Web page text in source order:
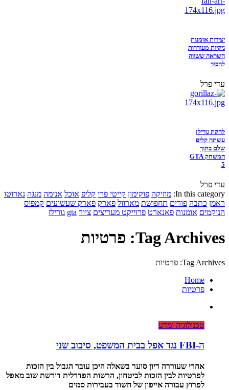
יצירות אומנות
גיקיות מעוררות
השראה ששווה
להכיר
עדי פרל
להקת גורילז
עשתה קליפ
שלם בתוך
המשחק GTA
5
עדי פרל
In this category: מוזיקה פוקימון קייטי פרי קליפ אוכל אנימה מנגה נארוטו
ראמן כתבה פורים תחפושת מארוול פארק פארק שעשועים קמפוס
הנוקמים אומנות פאנארט פרוייקט מעריצים ציור gta גורילז
Tag Archives: פרטיות
Tag Archives: פרטיות
Home
פרטיות
טכנולוגיה ומדע
ה-FBI נגד אפל בבית המשפט, סיבוב שני
אחרי שעוררה דיון סוער בשאלה היכן עובר הגבול בין הזכות
לפרטיות לבין הזכות לביטחון, הרשות הפדרלית דורשת שוב מאפל
לפרוץ עבורה אייפון של חשוד בעבירות סמים